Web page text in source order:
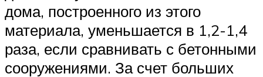
дома, построенного из этого
материала, уменьшается в 1,2-1,4
раза, если сравнивать с бетонными
сооружениями. За счет больших